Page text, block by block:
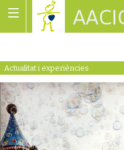
Actualitat i experiències